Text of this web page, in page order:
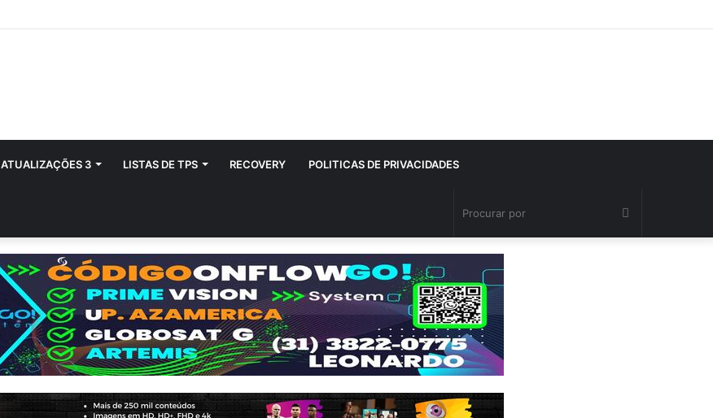
ATUALIZAÇÕES 3 LISTAS DE TPS RECOVERY POLITICAS DE PRIVACIDADES